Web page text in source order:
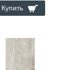
Купить